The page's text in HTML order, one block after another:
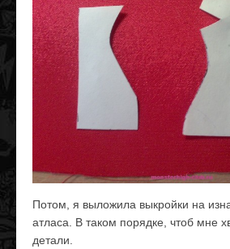
Потом, я выложила выкройки на
атласа. В таком порядке, чтоб мне
детали.